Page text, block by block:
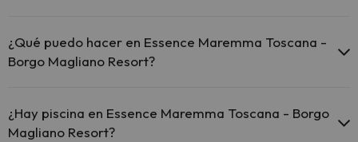
ofrece Wi-Fi gratuito en zonas comunes.
El Essence Maremma Toscana - Borgo Magliano Resort
dispone de Wi-Fi.
¿Qué puedo hacer en Essence Maremma Toscana -
Borgo Magliano Resort?
las siguientes actividades (algunas pueden ser de pago).
¿Hay piscina en Essence Maremma Toscana - Borgo
Magliano Resort?